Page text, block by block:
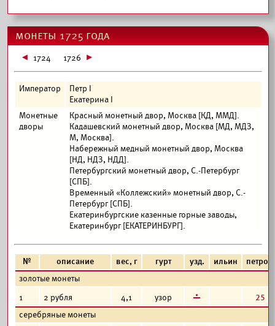
монеты 1725 года
1724 1726
Император
Петр I
Екатерина I
Монетные
дворы
Красный монетный двор, Москва [КД, ММД].
Кадашевский монетный двор, Москва [МД, МДЗ,
М, Москва].
Набережный медный монетный двор, Москва
[НД, НДЗ, НДД].
Петербургский монетный двор, С.-Петербург
[СПБ].
Временный «Коллежский» монетный двор, С.-
Петербург [СПБ].
Екатеринбургские казенные горные заводы,
Екатеринбург [ЕКАТЕРИНБУРГ].
№ описание вес, г гурт узд. ильин
петров
золотые монеты
1
2 рубля 4,1 узор г 25
серебряные монеты